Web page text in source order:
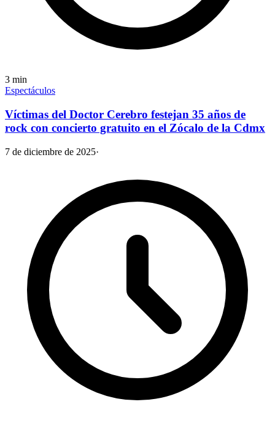
3 min
Espectáculos
Víctimas del Doctor Cerebro festejan 35 años de
rock con concierto gratuito en el Zócalo de la Cdmx
7 de diciembre de 2025·